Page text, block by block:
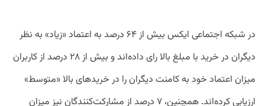
در شبکه اجتماعی ایکس بیش از ۶۴ درصد به اعتماد «زیاد» به نظر
دیگران در خرید با مبلغ بالا رای داده‌‌اند و بیش از ۲۸ درصد از کاربران
میزان اعتماد خود به کامنت دیگران را در خریدهای بالا «متوسط»
ارزیابی کرده‌اند. همچنین، ۷ درصد از مشارکت‌کنندگان نیز میزان